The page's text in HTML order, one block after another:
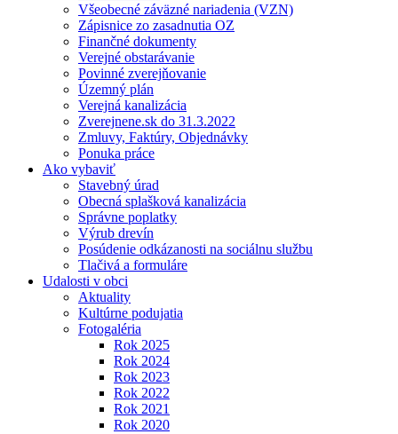
Všeobecné záväzné nariadenia (VZN)
Zápisnice zo zasadnutia OZ
Finančné dokumenty
Verejné obstarávanie
Povinné zverejňovanie
Územný plán
Verejná kanalizácia
Zverejnene.sk do 31.3.2022
Zmluvy, Faktúry, Objednávky
Ponuka práce
Ako vybaviť
Stavebný úrad
Obecná splašková kanalizácia
Správne poplatky
Výrub drevín
Posúdenie odkázanosti na sociálnu službu
Tlačivá a formuláre
Udalosti v obci
Aktuality
Kultúrne podujatia
Fotogaléria
Rok 2025
Rok 2024
Rok 2023
Rok 2022
Rok 2021
Rok 2020